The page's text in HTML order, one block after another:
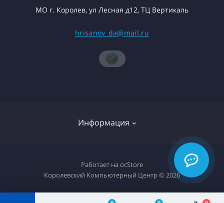
МО г. Королев, ул Лесная д12, ТЦ Вертикаль
hrisanov_da@mail.ru
Информация
О компании
Доставка товара
Работает на ocStore
Королевский Компьютерный Центр © 2026